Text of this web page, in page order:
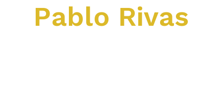
Pablo Rivas